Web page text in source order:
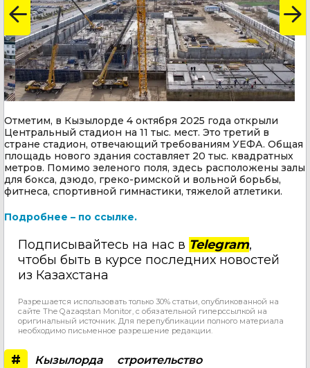
Отметим, в Кызылорде 4 октября 2025 года открыли
Центральный стадион на 11 тыс. мест. Это третий в
стране стадион, отвечающий требованиям УЕФА. Общая
площадь нового здания составляет 20 тыс. квадратных
метров. Помимо зеленого поля, здесь расположены залы
для бокса, дзюдо, греко-римской и вольной борьбы,
фитнеса, спортивной гимнастики, тяжелой атлетики.
Подробнее – по ссылке.
Подписывайтесь на нас в Telegram,
чтобы быть в курсе последних новостей
из Казахстана
Разрешается использовать только 30% статьи, опубликованной на
сайте The Qazaqstan Monitor, с обязательной гиперссылкой на
оригинальный источник. Для перепубликации полного материала
необходимо письменное разрешение редакции.
# Кызылорда
строительство